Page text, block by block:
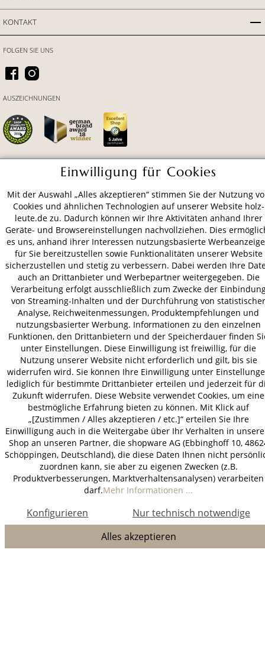
KONTAKT
VERSAND
FOLGEN SIE UNS
AUSZEICHNUNGEN
AGB Datenschutz
Impressum
© 2026 HOLZ-LEUTE
* Alle Preise inkl. gesetzl. Mehrwertsteuer zzgl.Versandkosten.
Einwilligung für Cookies
Mit der Auswahl „Alles akzeptieren“ stimmen Sie der Nutzung
Cookies und ähnlichen Technologien auf unserer Website holz-
leute.de zu. Dadurch können wir Ihre Aktivitäten anhand Ihrer
Geräte- und Browsereinstellungen nachvollziehen. Dies
es uns, anhand ihrer Interessen nutzungsbasierte
für Sie bereitzustellen sowie Funktionalitäten unserer Website
sicherzustellen und stetig zu verbessern. Dabei werden Ihre
auch an Drittanbieter und Werbepartner weitergegeben. Die
Verarbeitung erfolgt ausschließlich zum Zwecke der
von Streaming-Inhalten und der Durchführung von statistischer
Analyse, Reichweitenmessungen, Produktempfehlungen und
nutzungsbasierter Werbung. Informationen zu den einzelnen
Funktionen, den Drittanbietern und der Speicherdauer finden
unter Einstellungen. Diese Einwilligung ist freiwillig, für die
Nutzung unserer Website nicht erforderlich und gilt, bis sie
widerrufen wird. Sie können Ihre Einwilligung unter
lediglich für bestimmte Drittanbieter erteilen und jederzeit für
Zukunft widerrufen. Diese Website verwendet Cookies, um eine
bestmögliche Erfahrung bieten zu können. Mit Klick auf
„[Zustimmen / Alles akzeptieren / etc.]“ erteilen Sie Ihre
Einwilligung auch in die Weitergabe über Ihr Verhalten in
Shop an unseren Partner, die shopware AG (Ebbinghoff 10,
Schöppingen, Deutschland), die diese Daten Ihnen nicht
zuordnen kann, sie aber zu eigenen Zwecken (z.B.
Produktverbesserungen, Marktverhaltensanalysen) verarbeiten
darf.Mehr Informationen ...
Nur technisch notwendige
Konfigurieren
Alles akzeptieren